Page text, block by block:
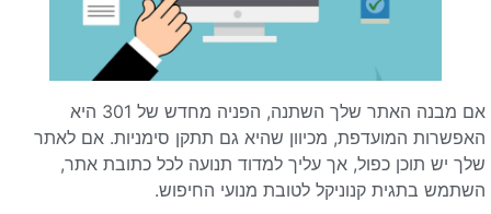
אם מבנה האתר שלך השתנה, הפניה מחדש של 301 היא
האפשרות המועדפת, מכיוון שהיא גם תתקן סימניות. אם לאתר
שלך יש תוכן כפול, אך עליך למדוד תנועה לכל כתובת אתר,
השתמש בתגית קנוניקל לטובת מנועי החיפוש.